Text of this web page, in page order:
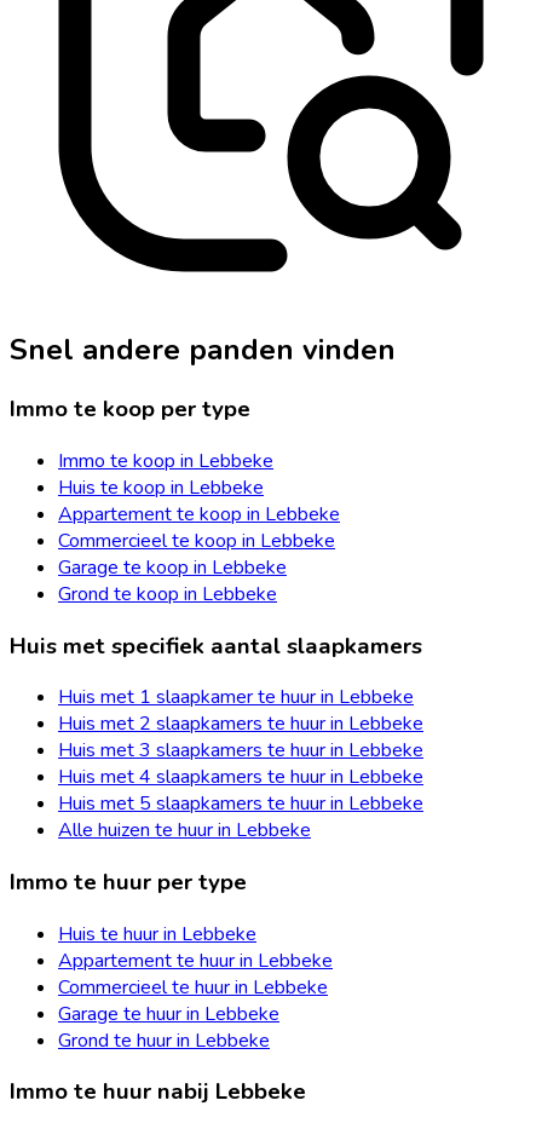
Snel andere panden vinden
Immo te koop per type
Immo te koop in Lebbeke
Huis te koop in Lebbeke
Appartement te koop in Lebbeke
Commercieel te koop in Lebbeke
Garage te koop in Lebbeke
Grond te koop in Lebbeke
Huis met specifiek aantal slaapkamers
Huis met 1 slaapkamer te huur in Lebbeke
Huis met 2 slaapkamers te huur in Lebbeke
Huis met 3 slaapkamers te huur in Lebbeke
Huis met 4 slaapkamers te huur in Lebbeke
Huis met 5 slaapkamers te huur in Lebbeke
Alle huizen te huur in Lebbeke
Immo te huur per type
Huis te huur in Lebbeke
Appartement te huur in Lebbeke
Commercieel te huur in Lebbeke
Garage te huur in Lebbeke
Grond te huur in Lebbeke
Immo te huur nabij Lebbeke